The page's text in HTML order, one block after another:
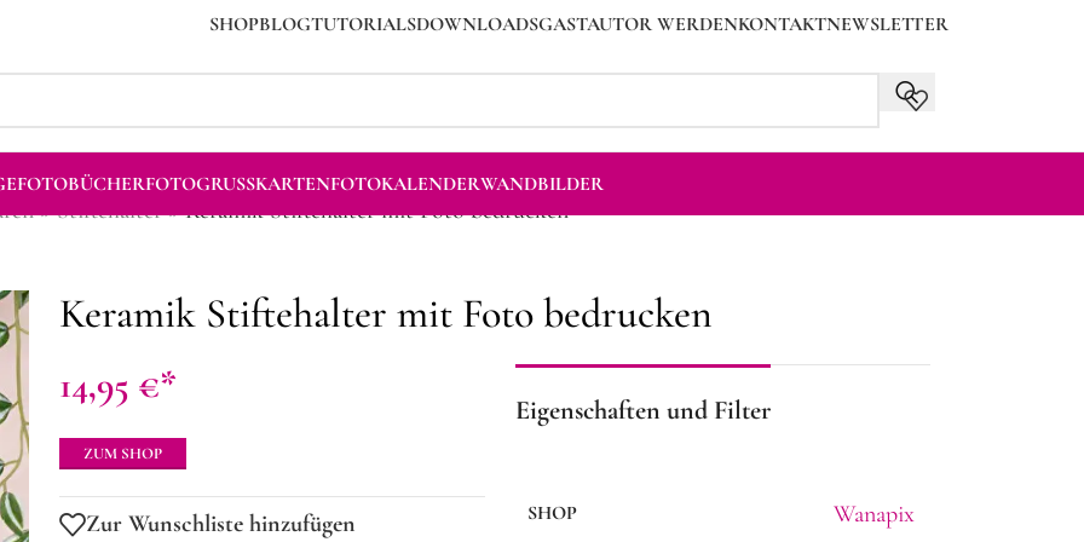
SHOPBLOGTUTORIALSDOWNLOADSGASTAUTOR WERDENKONTAKTNEWSLETTER
FOTOBÜCHERFOTOGRUSSKARTEN FOTOKALENDERWANDBILDER
»Stiftehalter»Keramik Stiftehalter mit Foto bedrucken
Keramik Stiftehalter mit Foto bedrucken
14,95 €
ZUM SHOP
Zur Wunschliste hinzufügen
Eigenschaften und Filter
SHOP Wanapix